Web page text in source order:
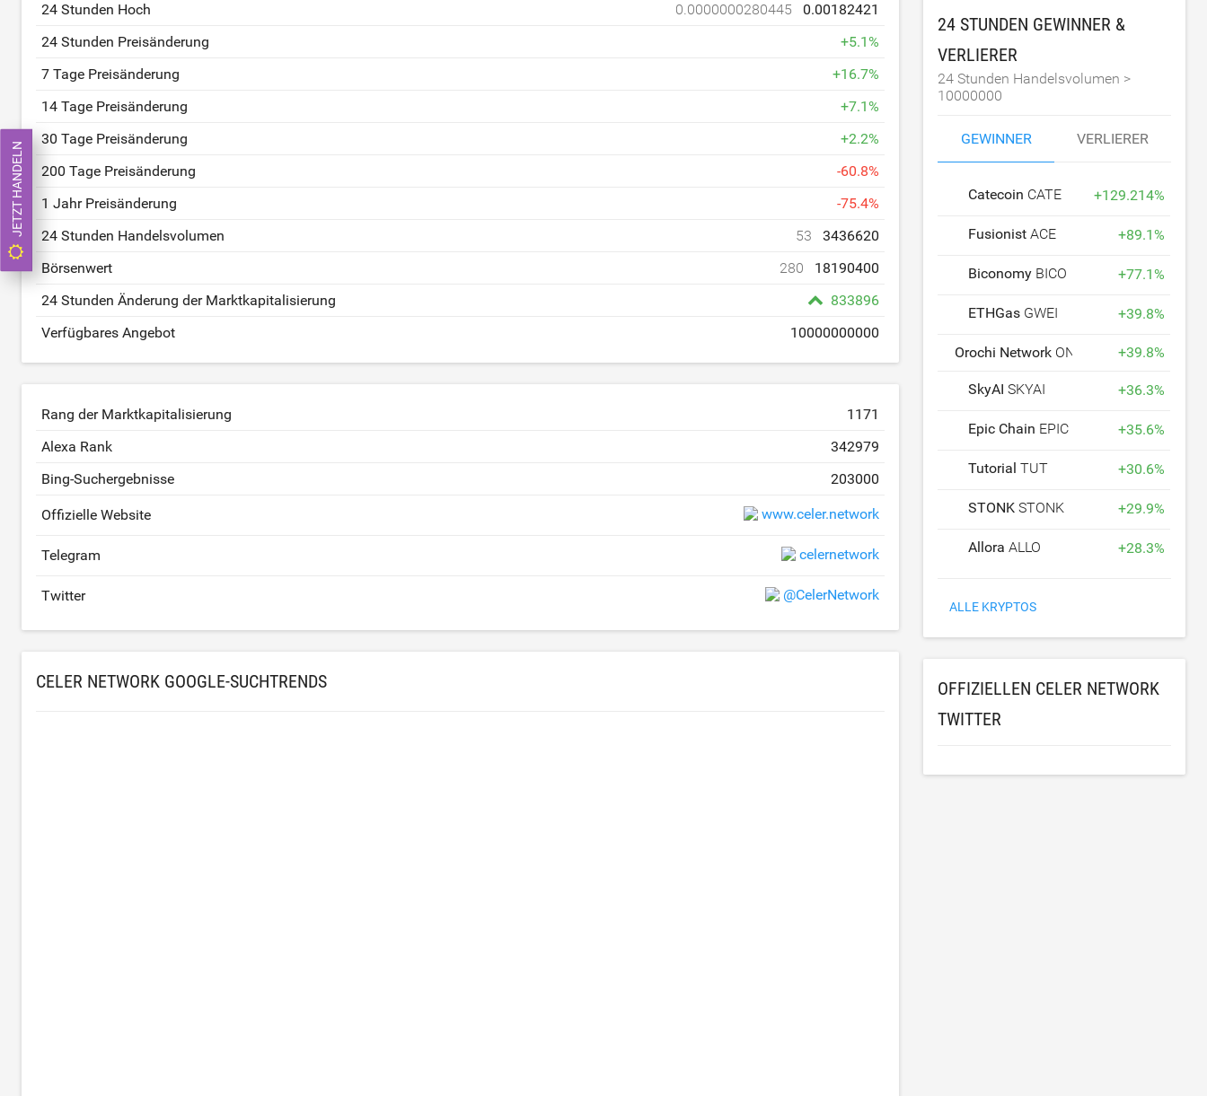
24 Stunden Hoch
0.0000000280445
0.00182421
24 Stunden Preisänderung
+5.1%
7 Tage Preisänderung
+16.7%
14 Tage Preisänderung
+7.1%
30 Tage Preisänderung
+2.2%
200 Tage Preisänderung
-60.8%
1 Jahr Preisänderung
-75.4%
24 Stunden Handelsvolumen
53
3436620
Börsenwert
280
18190400
24 Stunden Änderung der Marktkapitalisierung
833896
Verfügbares Angebot
10000000000
Rang der Marktkapitalisierung
1171
Alexa Rank
342979
Bing-Suchergebnisse
203000
Offizielle Website www.celer.network
Telegram celernetwork
Twitter @CelerNetwork
CELER NETWORK GOOGLE-SUCHTRENDS
24 STUNDEN GEWINNER &
VERLIERER
24 Stunden Handelsvolumen >
10000000
GEWINNER VERLIERER
Catecoin CATE +129.214%
FusionistACE +89.1%
Biconomy BICO +77.1%
ETHGas GWEI +39.8%
Orochi Network ON +39.8%
SkyAISKYAI +36.3%
Epic Chain EPIC +35.6%
TutorialTUT +30.6%
STONKSTONK +29.9%
AlloraALLO +28.3%
ALLE KRYPTOS
OFFIZIELLEN CELER NETWORK
TWITTER
JETZT HANDELN